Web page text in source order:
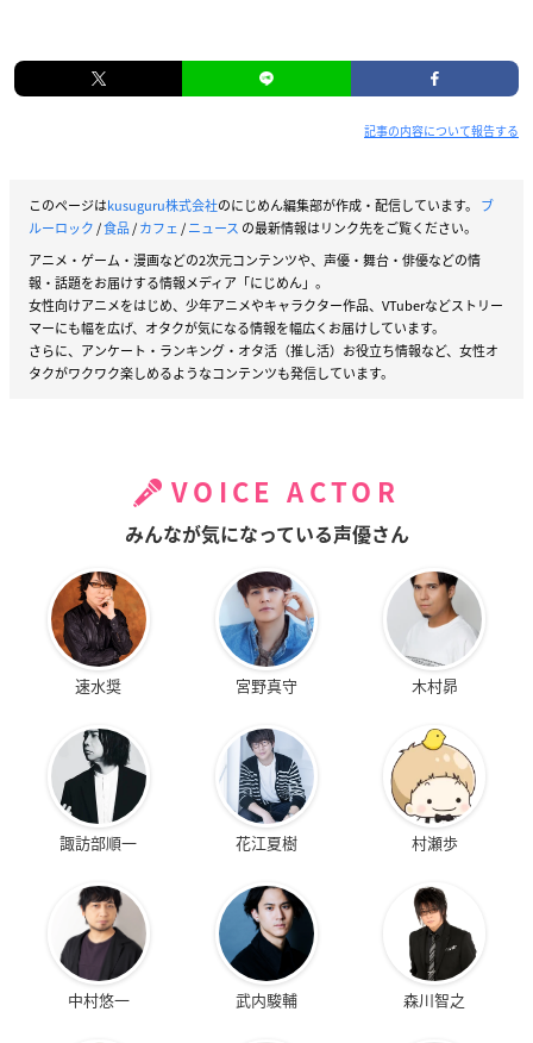
記事の内容について報告する
このページはkusuguru株式会社のにじめん編集部が作成・配信しています。 ブ
ルーロック/食品/カフェ/ニュース の最新情報はリンク先をご覧ください。
アニメ・ゲーム・漫画などの2次元コンテンツや、声優・舞台・俳優などの情
報・話題をお届けする情報メディア「にじめん」。
女性向けアニメをはじめ、少年アニメやキャラクター作品、VTuberなどストリー
マーにも幅を広げ、オタクが気になる情報を幅広くお届けしています。
さらに、アンケート・ランキング・オタ活（推し活）お役立ち情報など、女性オ
タクがワクワク楽しめるようなコンテンツも発信しています。
VOICE ACTOR
みんなが気になっている声優さん
速水奨 宮野真守 木村昴
諏訪部順一 花江夏樹 村瀬歩
中村悠一 武内駿輔 森川智之